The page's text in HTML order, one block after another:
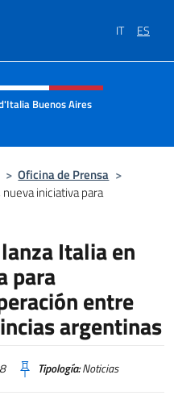
IT ES
web,
Buenos Aires
> Oficina de Prensa >
iniciativa para
Italia en
para
entre
argentinas
Tipología:Noticias